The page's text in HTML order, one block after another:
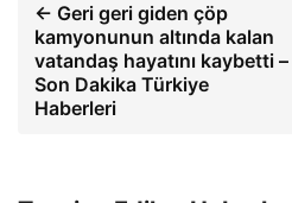
← Geri geri giden çöp
kamyonunun altında kalan
vatandaş hayatını kaybetti –
Son Dakika Türkiye
Haberleri